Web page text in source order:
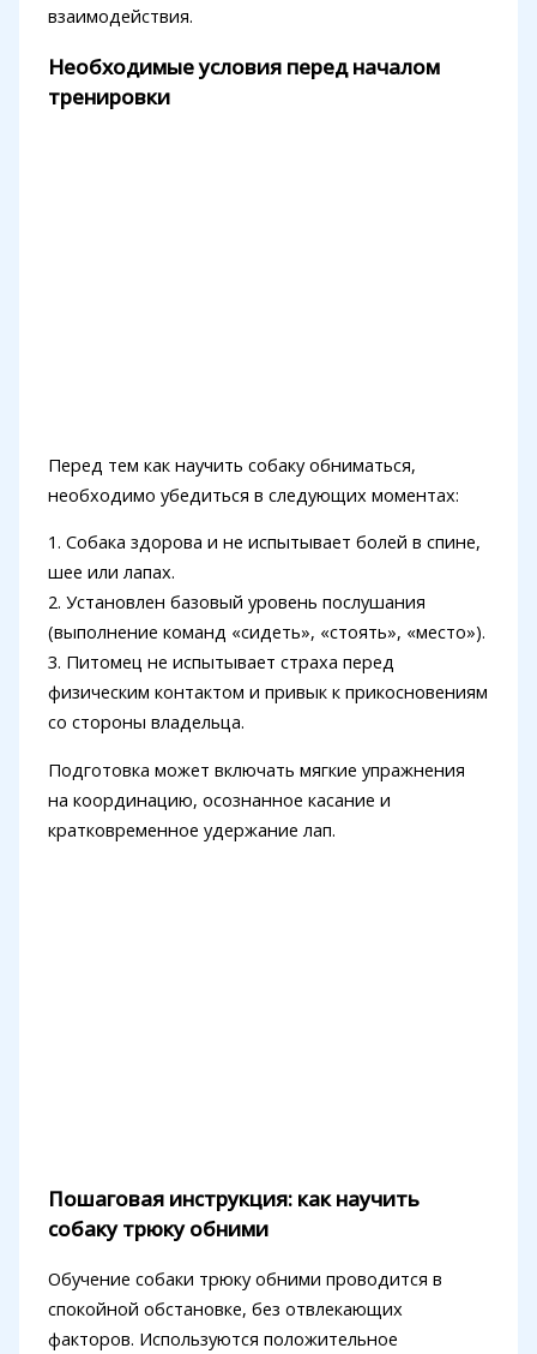
взаимодействия.
Необходимые условия перед началом
тренировки
Перед тем как научить собаку обниматься,
необходимо убедиться в следующих моментах:
1. Собака здорова и не испытывает болей в спине,
шее или лапах.
2. Установлен базовый уровень послушания
(выполнение команд «сидеть», «стоять», «место»).
3. Питомец не испытывает страха перед
физическим контактом и привык к прикосновениям
со стороны владельца.
Подготовка может включать мягкие упражнения
на координацию, осознанное касание и
кратковременное удержание лап.
Пошаговая инструкция: как научить
собаку трюку обними
Обучение собаки трюку обними проводится в
спокойной обстановке, без отвлекающих
факторов. Используются положительное